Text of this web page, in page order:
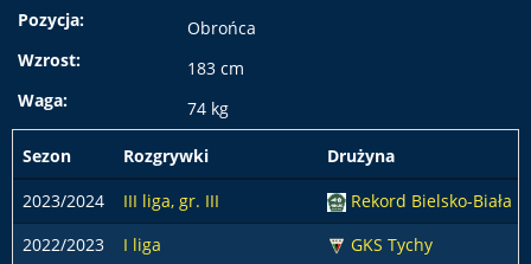
Pozycja:
Obrońca
Wzrost:
183 cm
Waga:
74 kg
Sezon Rozgrywki
Drużyna
2023/2024
III liga, gr. III
Rekord Bielsko-Biała
2022/2023
I liga
GKS Tychy